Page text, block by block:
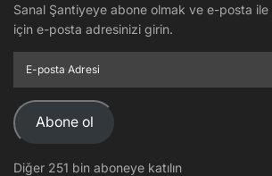
Sanal Şantiyeye abone olmak ve e-posta
için e-posta adresinizi girin.
posta
Adresi
Abone ol
Diğer 251 bin aboneye katılın